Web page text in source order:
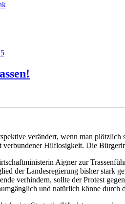
verändert, wenn man
verbundener Hilflosigkeit. Die
Aigner zur
der Landesregierung bisher stark
verhindern, sollte der Protest
und natürlich könne durch